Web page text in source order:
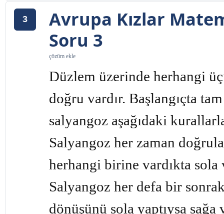
3
Avrupa Kızlar
Soru 3
çözüm ekle
Düzlem üzerinde herhangi
doğru vardır. Başlangıçta
salyangoz aşağıdaki
Salyangoz her zaman
herhangi birine vardıkta sola
Salyangoz her defa bir
dönüşünü sola yaptıysa sağa